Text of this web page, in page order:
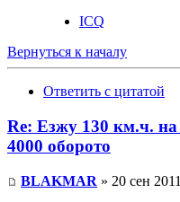
ICQ
Вернуться к началу
Ответить с цитатой
Re: Езжу 130 км.ч.
4000 оборото
BLAKMAR » 20 сен